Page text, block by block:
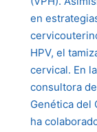
en
HPV, el
cervical. En
consultora
Genética del
ha